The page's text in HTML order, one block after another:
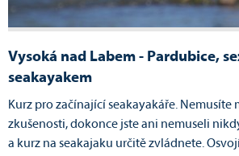
Vysoká nad Labem - Pardubice,
seakayakem
Kurz pro začínající seakayakáře. Nemusíte
zkušenosti, dokonce jste ani nemuseli
a kurz na seakajaku určitě zvládnete.